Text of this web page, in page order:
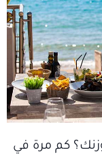
كم مرة في